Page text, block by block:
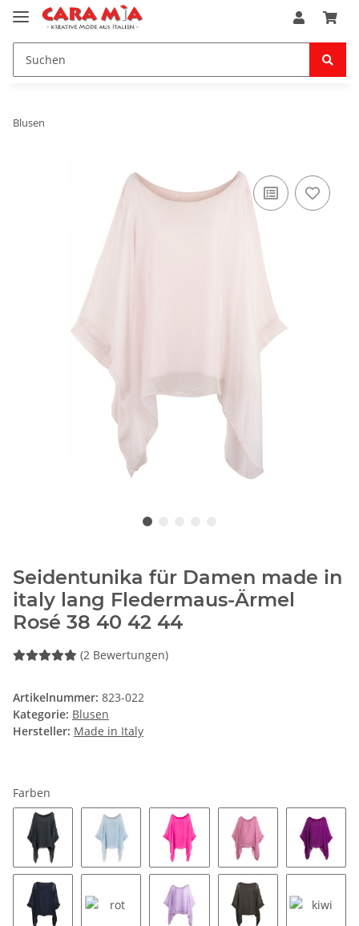
Blusen
Seidentunika für Damen made in
italy lang Fledermaus-Ärmel
Rosé 38 40 42 44
(2 Bewertungen)
Artikelnummer: 823-022
Kategorie: Blusen
Hersteller: Made in Italy
Farben